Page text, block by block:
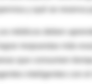
y qué se reserva
médicos deben
respuestas más
que consumen
inteligentes con